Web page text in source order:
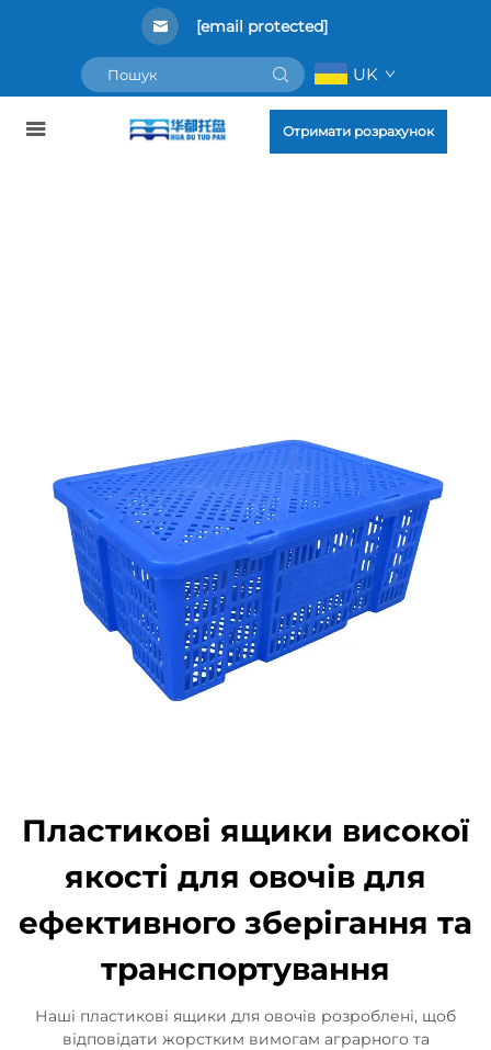
[email protected]
UK
Отримати розрахунок
Пластикові ящики високої
якості для овочів для
ефективного зберігання та
транспортування
Наші пластикові ящики для овочів розроблені, щоб
відповідати жорстким вимогам аграрного та